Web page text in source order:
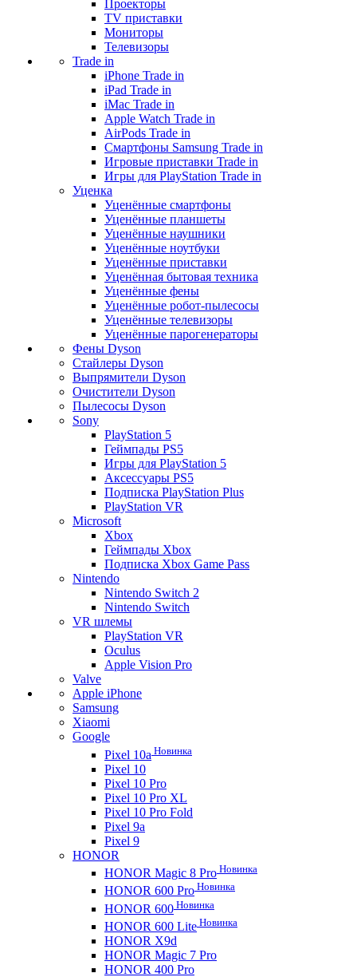
Проекторы
TV приставки
Мониторы
Телевизоры
Trade in
iPhone Trade in
iPad Trade in
iMac Trade in
Apple Watch Trade in
AirPods Trade in
Смартфоны Samsung Trade in
Игровые приставки Trade in
Игры для PlayStation Trade in
Уценка
Уценённые смартфоны
Уценённые планшеты
Уценённые наушники
Уценённые ноутбуки
Уценённые приставки
Уценённая бытовая техника
Уценённые фены
Уценённые робот-пылесосы
Уценённые телевизоры
Уценённые парогенераторы
Фены Dyson
Стайлеры Dyson
Выпрямители Dyson
Очистители Dyson
Пылесосы Dyson
Sony
PlayStation 5
Геймпады PS5
Игры для PlayStation 5
Аксессуары PS5
Подписка PlayStation Plus
PlayStation VR
Microsoft
Xbox
Геймпады Xbox
Подписка Xbox Game Pass
Nintendo
Nintendo Switch 2
Nintendo Switch
VR шлемы
PlayStation VR
Oculus
Apple Vision Pro
Valve
Apple iPhone
Samsung
Xiaomi
Google
Pixel 10a Новинка
Pixel 10
Pixel 10 Pro
Pixel 10 Pro XL
Pixel 10 Pro Fold
Pixel 9a
Pixel 9
HONOR
HONOR Magic 8 Pro Новинка
HONOR 600 Pro Новинка
HONOR 600 Новинка
HONOR 600 Lite Новинка
HONOR X9d
HONOR Magic 7 Pro
HONOR 400 Pro